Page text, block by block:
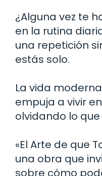
¿Alguna vez te
en la rutina
una repetición
estás solo.
La vida
empuja a vivir
olvidando lo
«El Arte de que
una obra que
sobre cómo